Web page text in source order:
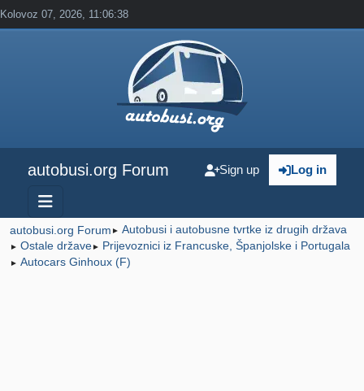
Kolovoz 07, 2026, 11:06:38
autobusi.org Forum Log in
Sign up
autobusi.org Forum ► Autobusi i autobusne tvrtke iz drugih država
► Ostale države► Prijevoznici iz Francuske, Španjolske i Portugala
► Autocars Ginhoux (F)